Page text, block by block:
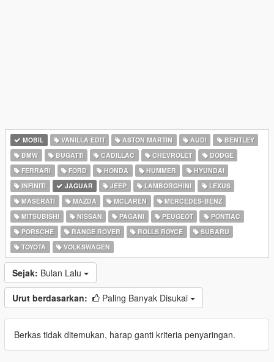
MOBIL VANILLA EDIT ASTON MARTIN AUDI
BENTLEY
BMW
BUGATTI CADILLAC CHEVROLET
DODGE
FERRARI
FORD HONDA HUMMER
HYUNDAI
INFINITI
JAGUAR JEEP LAMBORGHINI
LEXUS
MASERATI
MAZDA MCLAREN
MERCEDES-BENZ
MITSUBISHI
NISSAN PAGANI PEUGEOT
PONTIAC
PORSCHE
RANGE ROVER ROLLS ROYCE
SUBARU
TOYOTA
VOLKSWAGEN
Sejak: Bulan Lalu
Urut berdasarkan: Paling Banyak Disukai
Berkas tidak ditemukan, harap ganti kriteria penyaringan.